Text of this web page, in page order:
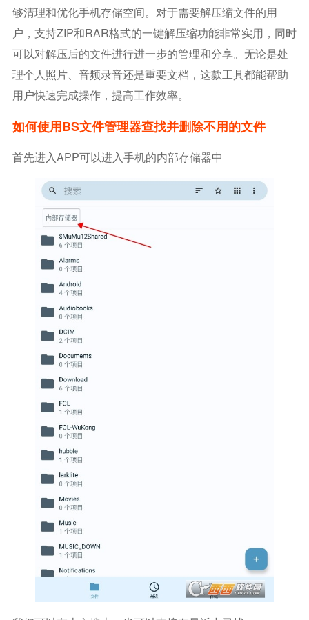
够清理和优化手机存储空间。对于需要解压缩文件的用
户，支持ZIP和RAR格式的一键解压缩功能非常实用，同时
可以对解压后的文件进行进一步的管理和分享。无论是处
理个人照片、音频录音还是重要文档，这款工具都能帮助
用户快速完成操作，提高工作效率。
如何使用BS文件管理器查找并删除不用的文件
首先进入APP可以进入手机的内部存储器中